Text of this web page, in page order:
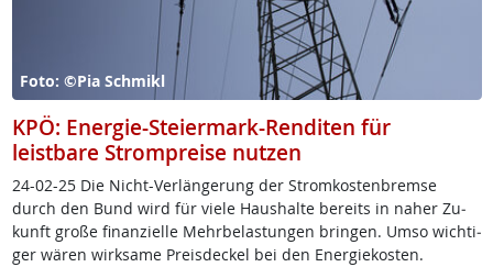
Foto: ©Pia Schmikl
KPÖ: Energie-Steiermark-Renditen für
leistbare Strompreise nutzen
24-02-25 Die Nicht-Ver­län­ge­rung der Strom­kos­ten­b­rem­se
durch den Bund wird für vie­le Haus­hal­te be­reits in na­her Zu­
kunft gro­ße fi­nan­zi­el­le Mehr­be­las­tun­gen brin­gen. Um­so wich­ti­
ger wä­ren wirk­sa­me Preis­de­ckel bei den En­er­gie­kos­ten.